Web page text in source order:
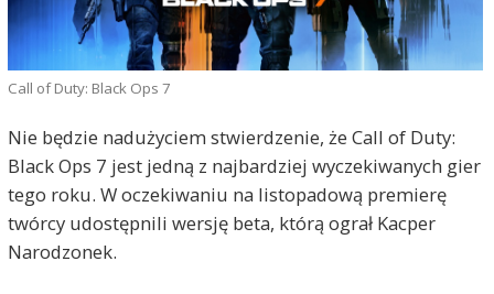
Call of Duty: Black Ops 7
Nie będzie nadużyciem stwierdzenie, że Call of Duty:
Black Ops 7 jest jedną z najbardziej wyczekiwanych gier
tego roku. W oczekiwaniu na listopadową premierę
twórcy udostępnili wersję beta, którą ograł Kacper
Narodzonek.